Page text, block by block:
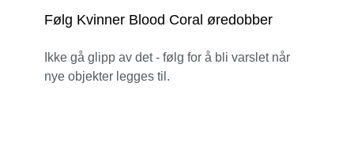
Følg Kvinner Blood Coral øredobber
Ikke gå glipp av det - følg for å bli varslet når
nye objekter legges til.